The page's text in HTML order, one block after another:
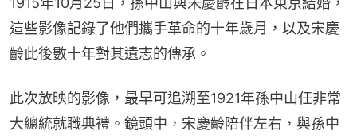
這些影像記錄了他們攜手革命的十年歲月，以及宋慶
齡此後數十年對其遺志的傳承。
此次放映的影像，最早可追溯至1921年孫中山任非常
大總統就職典禮。鏡頭中，宋慶齡陪伴左右，與孫中